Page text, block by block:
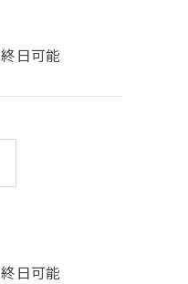
終日可能
終日可能